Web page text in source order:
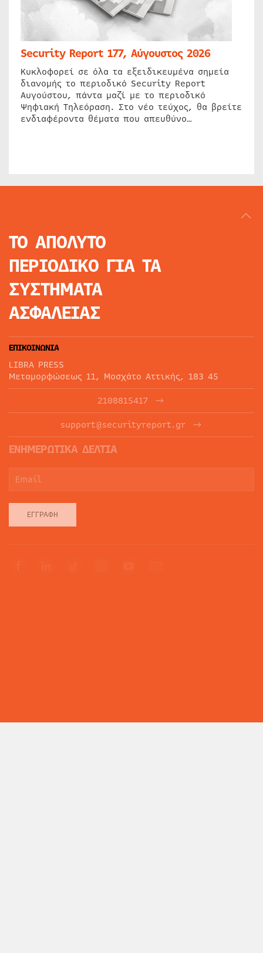
Security Report 177, Αύγουστος 2026
Κυκλοφορεί σε όλα τα εξειδικευμένα σημεία
διανομής το περιοδικό Security Report
Αυγούστου, πάντα μαζί με το περιοδικό
Ψηφιακή Τηλεόραση. Στο νέο τεύχος, θα βρείτε
ενδιαφέροντα θέματα που απευθύνο…
ΤΟ ΑΠΟΛΥΤΟ
ΠΕΡΙΟΔΙΚΟ ΓΙΑ ΤΑ
ΣΥΣΤΗΜΑΤΑ
ΑΣΦΑΛΕΙΑΣ
ΕΠΙΚΟΙΝΩΝΙΑ
LIBRA PRESS
Μεταμορφώσεως 11, Μοσχάτο Αττικής, 183 45
2108815417
support@securityreport.gr
ΕΝΗΜΕΡΩΤΙΚΑ ΔΕΛΤΙΑ
ΕΓΓΡΑΦΉ